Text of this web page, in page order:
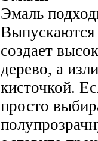
Эмаль
Выпускаются
создает
дерево, а
кисточкой.
просто